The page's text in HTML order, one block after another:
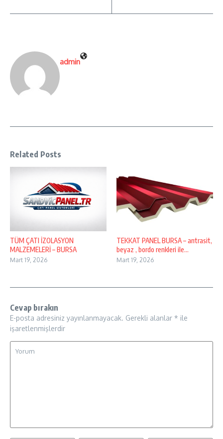
admin
Related Posts
TÜM ÇATI İZOLASYON
MALZEMELERİ – BURSA
Mart 19, 2026
TEKKAT PANEL BURSA – antrasit,
beyaz , bordo renkleri ile…
Mart 19, 2026
Cevap bırakın
E-posta adresiniz yayınlanmayacak. Gerekli alanlar * ile
işaretlenmişlerdir